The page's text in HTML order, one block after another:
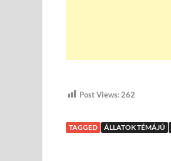
Post Views: 262
TAGGED ÁLLATOK TÉMÁJÚ